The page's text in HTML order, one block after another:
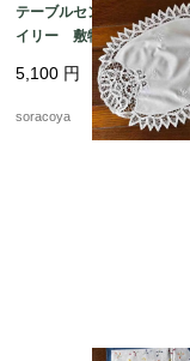
テーブルセンター ド
イリー 敷物 レース
リネン オーバル型 12
clec3
5,100 円
soracoya